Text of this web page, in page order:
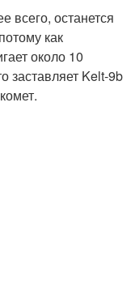
всего, останется
как
около 10
заставляет Kelt-9b